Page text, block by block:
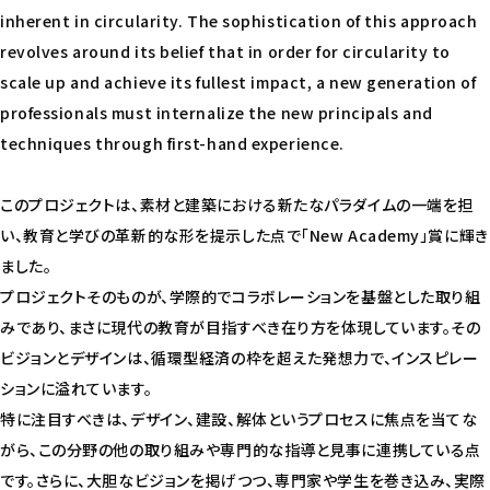
inherent in circularity. The sophistication of this approach
revolves around its belief that in order for circularity to
scale up and achieve its fullest impact, a new generation of
professionals must internalize the new principals and
techniques through first-hand experience.
このプロジェクトは、素材と建築における新たなパラダイムの一端を担
い、教育と学びの革新的な形を提示した点で「New Academy」賞に輝き
ました。
プロジェクトそのものが、学際的でコラボレーションを基盤とした取り組
みであり、まさに現代の教育が目指すべき在り方を体現しています。その
ビジョンとデザインは、循環型経済の枠を超えた発想力で、インスピレー
ションに溢れています。
特に注目すべきは、デザイン、建設、解体というプロセスに焦点を当てな
がら、この分野の他の取り組みや専門的な指導と見事に連携している点
です。さらに、大胆なビジョンを掲げつつ、専門家や学生を巻き込み、実際